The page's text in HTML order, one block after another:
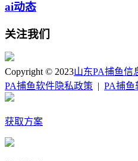
ai动态
关注我们
Copyright © 2023山东PA捕鱼信
PA捕鱼软件隐私政策
PA捕鱼
获取方案